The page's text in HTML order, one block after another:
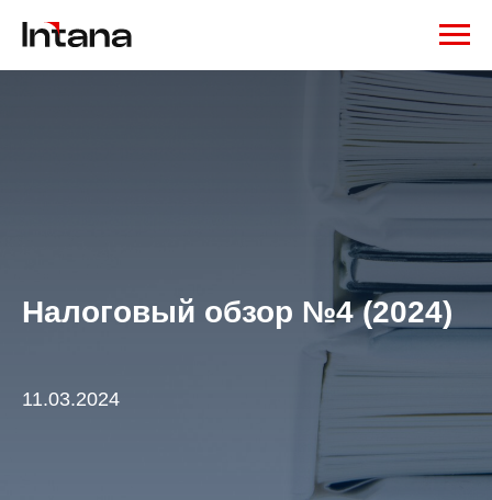
Налоговый обзор №4 (2024)
11.03.2024